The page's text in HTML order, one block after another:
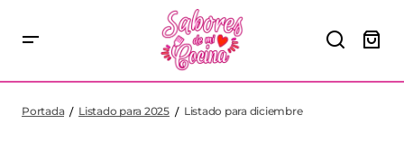
Portada Listado para 2025 Listado para diciembre